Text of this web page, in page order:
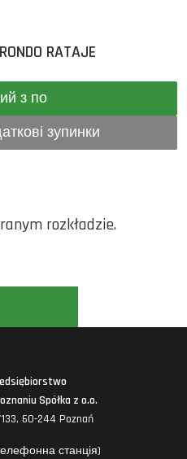
RATAJE
Дійсний з по
зупинки
rozkładzie.
Spółka z o.o.
133, 60-244 Poznań
станція)